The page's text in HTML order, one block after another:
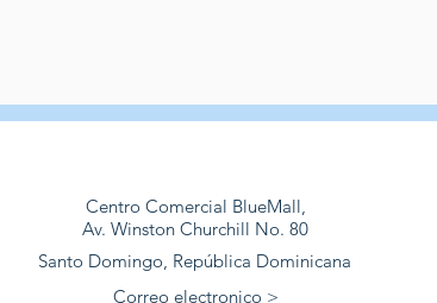
Centro Comercial BlueMall,
Av. Winston Churchill No. 80
Santo Domingo, República Dominicana
Correo electronico >